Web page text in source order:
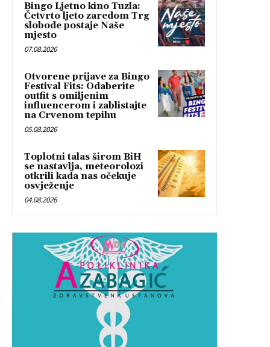
Bingo Ljetno kino Tuzla:
Četvrto ljeto zaredom Trg
slobode postaje Naše
mjesto
07.08.2026
Otvorene prijave za Bingo
Festival Fits: Odaberite
outfit s omiljenim
influencerom i zablistajte
na Crvenom tepihu
05.08.2026
Toplotni talas širom BiH
se nastavlja, meteorolozi
otkrili kada nas očekuje
osvježenje
04.08.2026